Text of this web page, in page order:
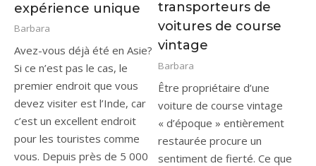
expérience unique
Barbara
Avez-vous déjà été en Asie?
Si ce n’est pas le cas, le
premier endroit que vous
devez visiter est l’Inde, car
c’est un excellent endroit
pour les touristes comme
vous. Depuis près de 5 000
transporteurs de
voitures de course
vintage
Barbara
Être propriétaire d’une
voiture de course vintage
« d’époque » entièrement
restaurée procure un
sentiment de fierté. Ce que